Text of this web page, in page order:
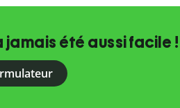
jamais été aussi facile !